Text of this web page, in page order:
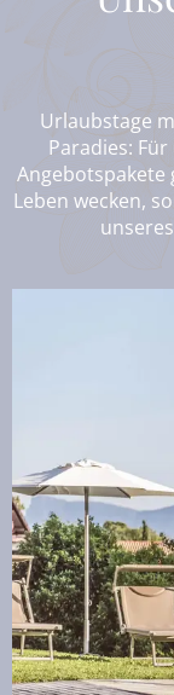
Urlaubstage
Paradies:
Angebotspakete
Leben wecken,